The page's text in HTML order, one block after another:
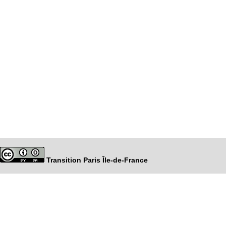
Transition Paris Île-de-France